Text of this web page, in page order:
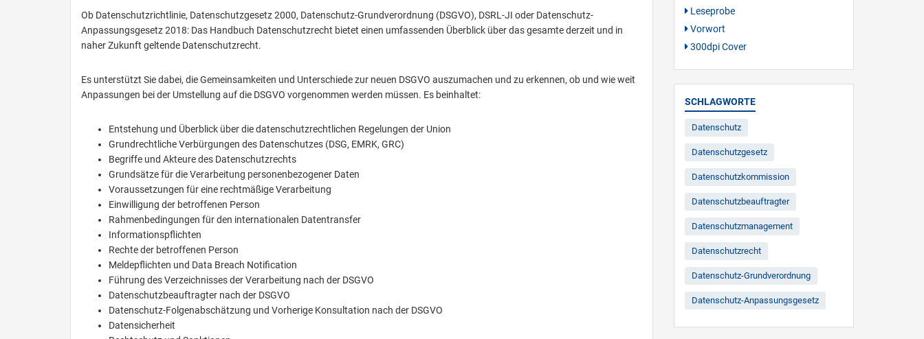
Ob Datenschutzrichtlinie, Datenschutzgesetz 2000, Datenschutz-Grundverordnung (DSGVO), DSRL-JI oder Datenschutz-
Anpassungsgesetz 2018: Das Handbuch Datenschutzrecht bietet einen umfassenden Überblick über das gesamte derzeit und in
naher Zukunft geltende Datenschutzrecht.
Es unterstützt Sie dabei, die Gemeinsamkeiten und Unterschiede zur neuen DSGVO auszumachen und zu erkennen, ob und wie weit
Anpassungen bei der Umstellung auf die DSGVO vorgenommen werden müssen. Es beinhaltet:
Entstehung und Überblick über die datenschutzrechtlichen Regelungen der Union
Grundrechtliche Verbürgungen des Datenschutzes (DSG, EMRK, GRC)
Begriffe und Akteure des Datenschutzrechts
Grundsätze für die Verarbeitung personenbezogener Daten
Voraussetzungen für eine rechtmäßige Verarbeitung
Einwilligung der betroffenen Person
Rahmenbedingungen für den internationalen Datentransfer
Informationspflichten
Rechte der betroffenen Person
Meldepflichten und Data Breach Notification
Führung des Verzeichnisses der Verarbeitung nach der DSGVO
Datenschutzbeauftragter nach der DSGVO
Datenschutz-Folgenabschätzung und Vorherige Konsultation nach der DSGVO
Datensicherheit
Leseprobe
Vorwort
300dpi Cover
SCHLAGWORTE
Datenschutz
Datenschutzgesetz
Datenschutzkommission
Datenschutzbeauftragter
Datenschutzmanagement
Datenschutzrecht
Datenschutz-Grundverordnung
Datenschutz-Anpassungsgesetz